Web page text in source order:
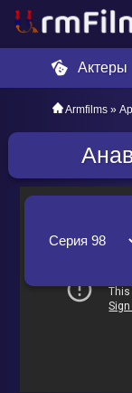
Актеры
Armfilms »